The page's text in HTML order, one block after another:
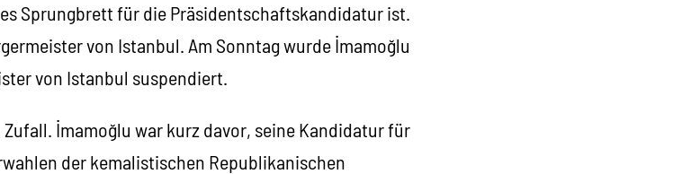
Sprungbrett für die Präsidentschaftskandidatur ist.
von Istanbul. Am Sonntag wurde İmamoğlu
von Istanbul suspendiert.
İmamoğlu war kurz davor, seine Kandidatur für
der kemalistischen Republikanischen